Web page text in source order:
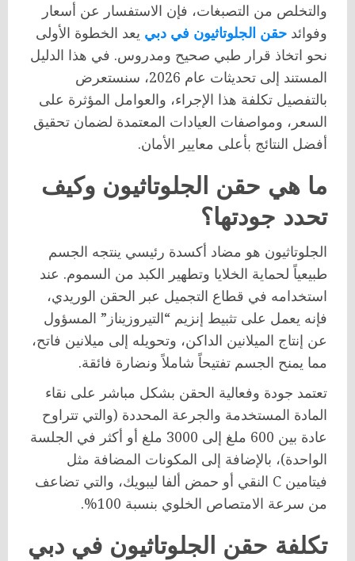
والتخلص من التصبغات، فإن الاستفسار عن أسعار
وفوائد حقن الجلوتاثيون في دبي يعد الخطوة الأولى
نحو اتخاذ قرار طبي صحيح ومدروس. في هذا الدليل
المستند إلى تحديثات عام 2026، سنستعرض
بالتفصيل تكلفة هذا الإجراء، والعوامل المؤثرة على
السعر، ومواصفات العيادات المعتمدة لضمان تحقيق
أفضل النتائج بأعلى معايير الأمان.
ما هي حقن الجلوتاثيون وكيف
تحدد جودتها؟
الجلوتاثيون هو مضاد أكسدة رئيسي ينتجه الجسم
طبيعياً لحماية الخلايا وتطهير الكبد من السموم. عند
استخدامه في قطاع التجميل عبر الحقن الوريدي،
فإنه يعمل على تثبيط إنزيم “التيروزيناز” المسؤول
عن إنتاج الميلانين الداكن، وتحويله إلى ميلانين فاتح،
مما يمنح الجسم تفتيحاً شاملاً ونضارة فائقة.
تعتمد جودة وفعالية الحقن بشكل مباشر على نقاء
المادة المستخدمة والجرعة المحددة (والتي تتراوح
عادة بين 600 ملغ إلى 3000 ملغ أو أكثر في الجلسة
الواحدة)، بالإضافة إلى المكونات المضافة مثل
فيتامين C النقي أو حمض ألفا ليبويك، والتي تضاعف
من سرعة الامتصاص الخلوي بنسبة 100%.
تكلفة حقن الجلوتاثيون في دبي